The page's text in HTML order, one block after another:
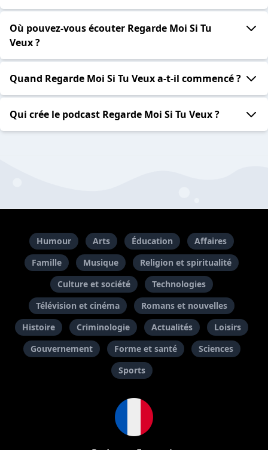
Où pouvez-vous écouter Regarde Moi Si Tu
Veux ?
Quand Regarde Moi Si Tu Veux a-t-il commencé ?
Qui crée le podcast Regarde Moi Si Tu Veux ?
Humour Arts Éducation
Affaires
Famille
Musique
Religion et spiritualité
Culture et société
Technologies
Télévision et cinéma
Romans et nouvelles
Histoire
Criminologie Actualités
Loisirs
Gouvernement
Forme et santé
Sciences
Sports